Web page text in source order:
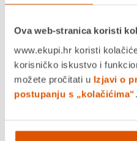
Ova web-stranica koristi
www.ekupi.hr koristi
korisničko iskustvo i
možete pročitati u Izjavi o
postupanju s „kolačićima“.
MOGLO BI VAS